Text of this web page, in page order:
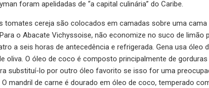
foram apelidadas de “a capital culinária” do Caribe.
tomates cereja são colocados em camadas sobre uma
o Abacate Vichyssoise, não economize no suco de limão
a seis horas de antecedência e refrigerada. Gena usa
oliva. O óleo de coco é composto principalmente de
substituí-lo por outro óleo favorito se isso for uma
mandril de carne é dourado em óleo de coco, temperado